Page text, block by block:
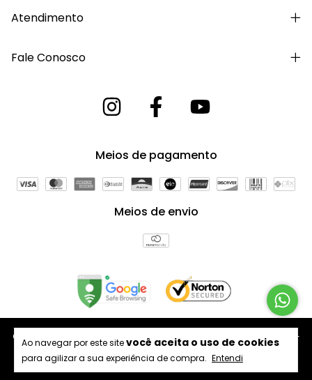
Ao navegar por este sitevocê aceita o uso de cookies
para agilizar a sua experiência de compra. Entendi
Atendimento
Fale Conosco
Meios de pagamento
Meios de envio
Copyright Arte Forros Divisórias e Revestimentos - 64398175000181 -
2026. Todos os direitos reservados.